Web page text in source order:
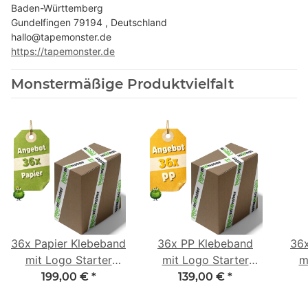
Baden-Württemberg
Gundelfingen 79194 , Deutschland
hallo@tapemonster.de
https://tapemonster.de
Monstermäßige Produktvielfalt
36x Papier Klebeband
mit Logo Starter
Pack - 1-farbig- 50
199,00 € *
36x PP Klebeband
mit Logo Starter
Pack - 1-farbig- 48
139,00 € *